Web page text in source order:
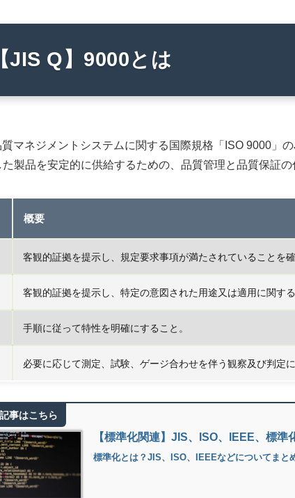
【JIS Q】9000とは
マネジメントシステムに関する国際規格「ISO 9000」
製品を安定的に供給するための、品質管理と品質保証の
概要
客観的証拠を提示し、規定要求事項が満たされていることを確
客観的証拠を提示し、特定の意図された用途又は適用に関す
手順に従って特性を明確にすること。
必要に応じて測定、試験、ゲージ合わせを伴う観察及び判定
【標準化関連】JIS、ISO、IEEE、標準
標準化とは？JIS、ISO、IEEEなどについてまと